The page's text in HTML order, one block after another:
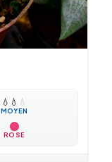
💧 💧 💧
MOYEN
ROSE